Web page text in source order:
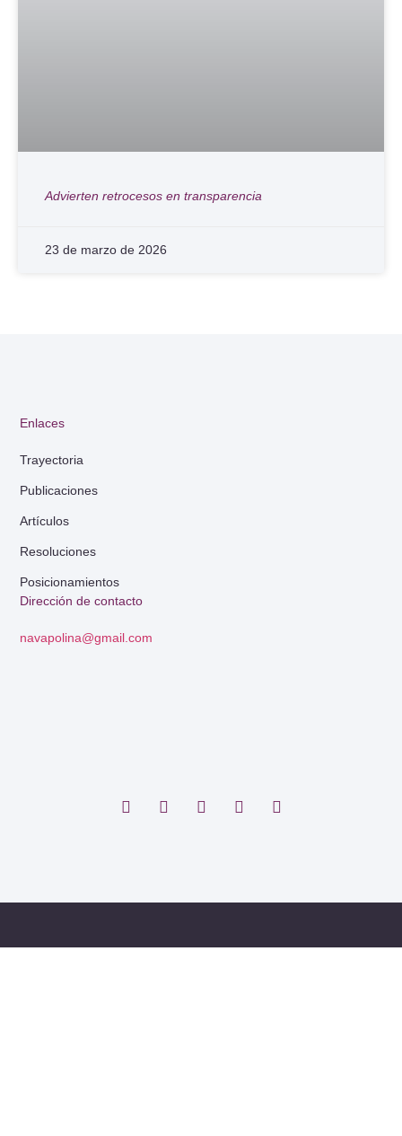
Advierten retrocesos en transparencia
23 de marzo de 2026
Dirección de contacto
navapolina@gmail.com
Enlaces
Trayectoria
Publicaciones
Artículos
Resoluciones
Posicionamientos